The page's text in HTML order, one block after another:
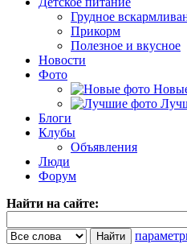
Грудное
Прикорм
Полезное и вкусное
Новости
Фото
Блоги
Клубы
Объявления
Люди
Форум
Найти на сайте: